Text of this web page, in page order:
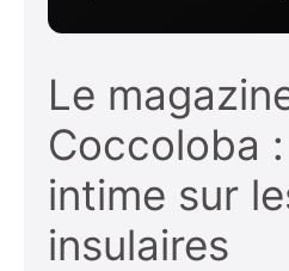
Le
Coccoloba
intime sur
insulaires